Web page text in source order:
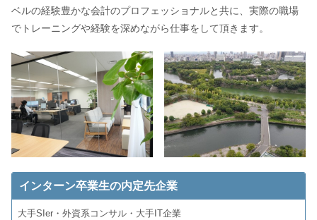
ベルの経験豊かな会計のプロフェッショナルと共に、実際の職場
でトレーニングや経験を深めながら仕事をして頂きます。
インターン卒業生の内定先企業
大手SIer・外資系コンサル・大手IT企業